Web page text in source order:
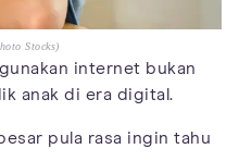
Stocks)
internet bukan
anak di era digital.
pula rasa ingin tahu